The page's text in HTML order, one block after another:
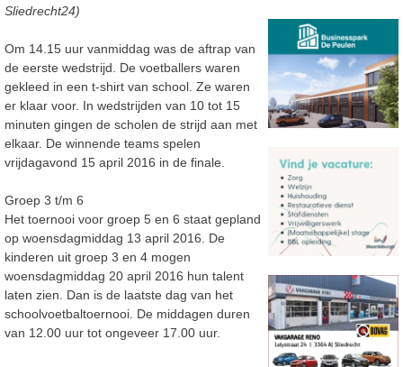
Sliedrecht24)
Om 14.15 uur vanmiddag was de aftrap van
de eerste wedstrijd. De voetballers waren
gekleed in een t-shirt van school. Ze waren
er klaar voor. In wedstrijden van 10 tot 15
minuten gingen de scholen de strijd aan met
elkaar. De winnende teams spelen
vrijdagavond 15 april 2016 in de finale.
Groep 3 t/m 6
Het toernooi voor groep 5 en 6 staat gepland
op woensdagmiddag 13 april 2016. De
kinderen uit groep 3 en 4 mogen
woensdagmiddag 20 april 2016 hun talent
laten zien. Dan is de laatste dag van het
schoolvoetbaltoernooi. De middagen duren
van 12.00 uur tot ongeveer 17.00 uur.